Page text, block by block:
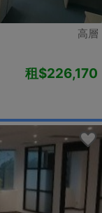
高層
租$226,170